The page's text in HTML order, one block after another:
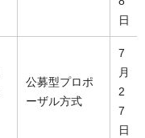
日
公募型プロポ
ーザル方式
7
月
2
7
日